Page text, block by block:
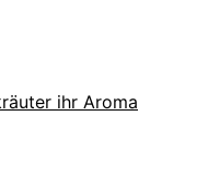
ihr Aroma